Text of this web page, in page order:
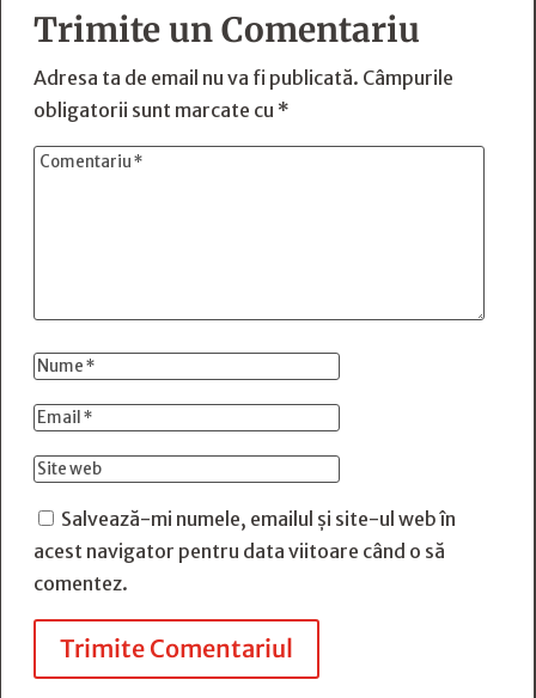
Trimite un Comentariu
Adresa ta de email nu va fi publicată. Câmpurile
obligatorii sunt marcate cu *
Salvează-mi numele, emailul și site-ul web în
acest navigator pentru data viitoare când o să
comentez.
Trimite Comentariul